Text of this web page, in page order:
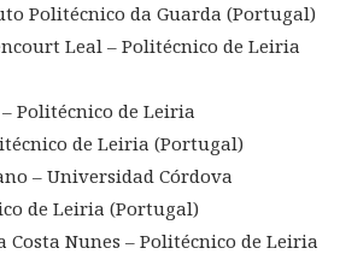
Politécnico da Guarda (Portugal)
Leal – Politécnico de Leiria
– Politécnico de Leiria
de Leiria (Portugal)
– Universidad Córdova
de Leiria (Portugal)
Costa Nunes – Politécnico de Leiria